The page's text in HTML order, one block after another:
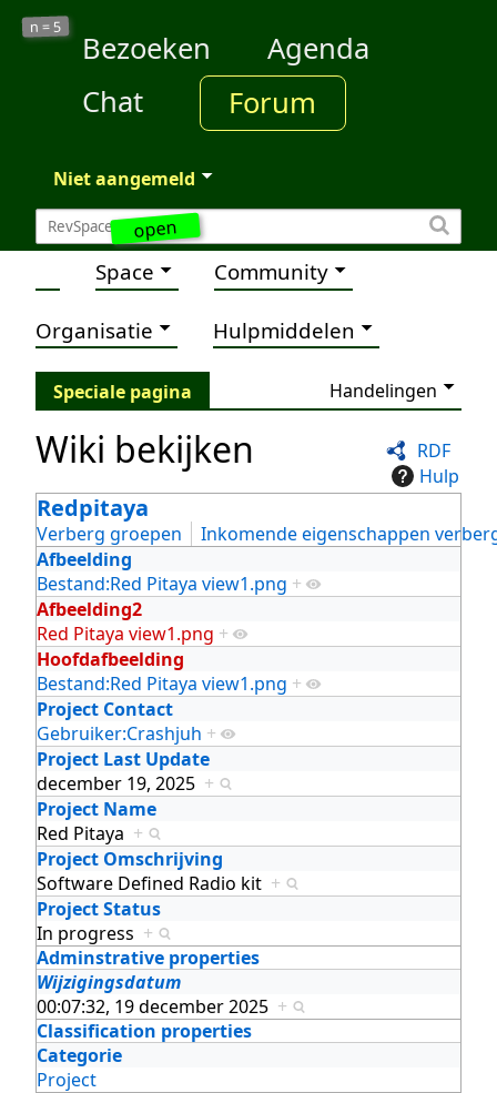
open
n = 5
Bezoeken
Agenda
Chat
Forum
Niet aangemeld
Space Community
Organisatie Hulpmiddelen
Speciale pagina Handelingen
RDF
Hulp
Wiki bekijken
Redpitaya
Verberg groepen
Inkomende eigenschappen
Afbeelding
Bestand:Red Pitaya view1.png +
Afbeelding2
Red Pitaya view1.png +
Hoofdafbeelding
Bestand:Red Pitaya view1.png +
Project Contact
Gebruiker:Crashjuh +
Project Last Update
december 19, 2025 +
Project Name
Red Pitaya +
Project Omschrijving
Software Defined Radio kit +
Project Status
In progress +
Adminstrative properties
Wijzigingsdatum
00:07:32, 19 december 2025 +
Classification properties
Categorie
Project